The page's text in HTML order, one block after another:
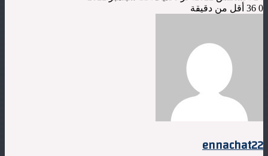
0
أقل من دقيقة
ennachat22